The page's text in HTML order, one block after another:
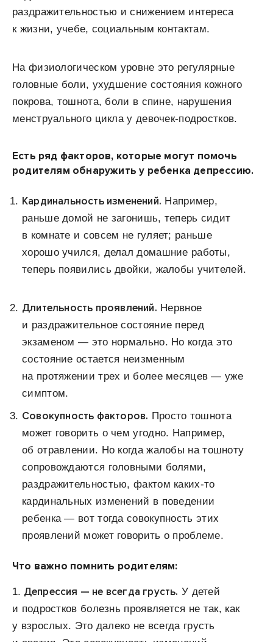
раздражительностью и снижением интереса
к жизни, учебе, социальным контактам.
На физиологическом уровне это регулярные
головные боли, ухудшение состояния кожного
покрова, тошнота, боли в спине, нарушения
менструального цикла у девочек-подростков.
Есть ряд факторов, которые могут помочь
родителям обнаружить у ребенка депрессию.
Кардинальность изменений. Например,
раньше домой не загонишь, теперь сидит
в комнате и совсем не гуляет; раньше
хорошо учился, делал домашние работы,
теперь появились двойки, жалобы учителей.
Длительность проявлений. Нервное
и раздражительное состояние перед
экзаменом — это нормально. Но когда это
состояние остается неизменным
на протяжении трех и более месяцев — уже
симптом.
Совокупность факторов. Просто тошнота
может говорить о чем угодно. Например,
об отравлении. Но когда жалобы на тошноту
сопровождаются головными болями,
раздражительностью, фактом каких-то
кардинальных изменений в поведении
ребенка — вот тогда совокупность этих
проявлений может говорить о проблеме.
Что важно помнить родителям:
1. Депрессия — не всегда грусть. У детей
и подростков болезнь проявляется не так, как
у взрослых. Это далеко не всегда грусть